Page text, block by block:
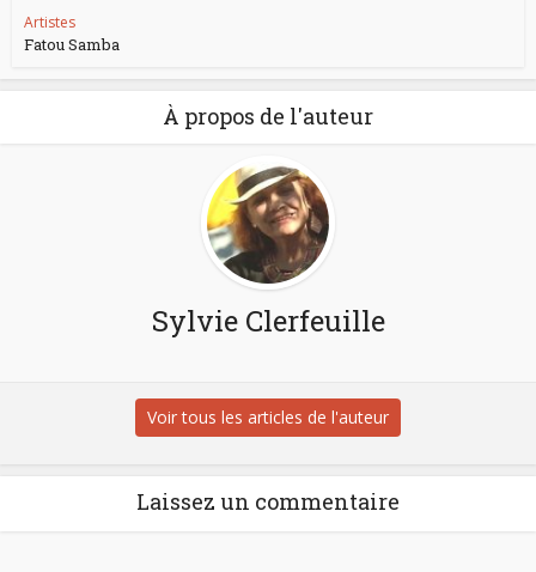
Artistes
Fatou Samba
À propos de l'auteur
Sylvie Clerfeuille
Voir tous les articles de l'auteur
Laissez un commentaire